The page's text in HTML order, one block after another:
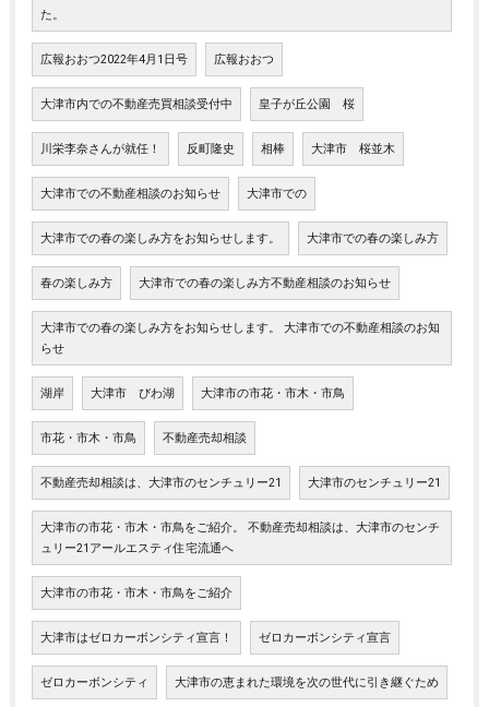
た。
広報おおつ2022年4月1日号 広報おおつ
大津市内での不動産売買相談受付中 皇子が丘公園 桜
川栄李奈さんが就任！ 反町隆史 相棒 大津市 桜並木
大津市での不動産相談のお知らせ 大津市での
大津市での春の楽しみ方をお知らせします。 大津市での春の楽しみ方
春の楽しみ方 大津市での春の楽しみ方不動産相談のお知らせ
大津市での春の楽しみ方をお知らせします。 大津市での不動産相談のお知
らせ
湖岸 大津市 びわ湖 大津市の市花・市木・市鳥
市花・市木・市鳥 不動産売却相談
不動産売却相談は、大津市のセンチュリー21 大津市のセンチュリー21
大津市の市花・市木・市鳥をご紹介。 不動産売却相談は、大津市のセンチ
ュリー21アールエスティ住宅流通へ
大津市の市花・市木・市鳥をご紹介
大津市はゼロカーボンシティ宣言！ ゼロカーボンシティ宣言
ゼロカーボンシティ 大津市の恵まれた環境を次の世代に引き継ぐため